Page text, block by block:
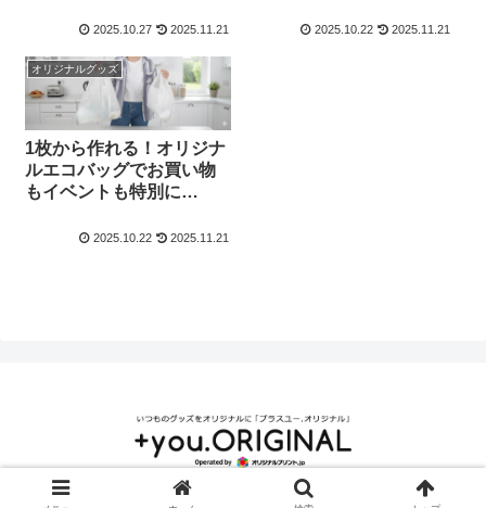
2025.10.27 2025.11.21 2025.10.22 2025.11.21
オリジナルグッズ
1枚から作れる！オリジナ
ルエコバッグでお買い物
もイベントも特別に
2025.10.22 2025.11.21
© 2000 ＋you.ORIGINAL｜いつものグッズがオリジナルになる.